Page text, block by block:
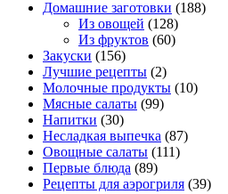
Домашние заготовки (188)
Из овощей (128)
Из фруктов (60)
Закуски (156)
Лучшие рецепты (2)
Молочные продукты (10)
Мясные салаты (99)
Напитки (30)
Несладкая выпечка (87)
Овощные салаты (111)
Первые блюда (89)
Рецепты для аэрогриля (39)